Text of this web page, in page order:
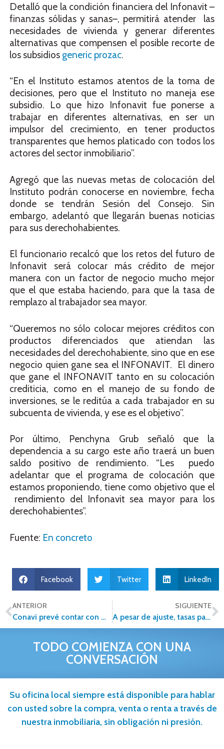
Detalló que la condición financiera del Infonavit –
finanzas sólidas y sanas–, permitirá atender las
necesidades de vivienda y generar diferentes
alternativas que compensen el posible recorte de
los subsidios generic prozac.
“En el Instituto estamos atentos de la toma de
decisiones, pero que el Instituto no maneja ese
subsidio. Lo que hizo Infonavit fue ponerse a
trabajar en diferentes alternativas, en ser un
impulsor del crecimiento, en tener productos
transparentes que hemos platicado con todos los
actores del sector inmobiliario”.
Agregó que las nuevas metas de colocación del
Instituto podrán conocerse en noviembre, fecha
donde se tendrán Sesión del Consejo. Sin
embargo, adelantó que llegarán buenas noticias
para sus derechohabientes.
El funcionario recalcó que los retos del futuro de
Infonavit será colocar más crédito de mejor
manera con un factor de negocio mucho mejor
que el que estaba haciendo, para que la tasa de
remplazo al trabajador sea mayor.
“Queremos no sólo colocar mejores créditos con
productos diferenciados que atiendan las
necesidades del derechohabiente, sino que en ese
negocio quien gane sea el INFONAVIT. El dinero
que gane el INFONAVIT tanto en su colocación
crediticia, como en el manejo de su fondo de
inversiones, se le reditúa a cada trabajador en su
subcuenta de vivienda, y ese es el objetivo”.
Por último, Penchyna Grub señaló que la
dependencia a su cargo este año traerá un buen
saldo positivo de rendimiento. “Les puedo
adelantar que el programa de colocación que
estamos proponiendo, tiene como objetivo que el
rendimiento del Infonavit sea mayor para los
derechohabientes”.
Fuente: En concreto
Facebook Twitter LinkedIn
ANTERIOR
Conavi prevé contar con mayor presupuesto para el 2017
SIGUIENTE
A pesar de ajuste, tasas para hipotecas en nivel competitivo
TODO COMIENZA CON UNA
CONVERSACIÓN
Su oficina local siempre está disponible para hablar
con usted sobre la compra, venta o renta a través de
nuestra inmobiliaria, sin obligación ni presión.